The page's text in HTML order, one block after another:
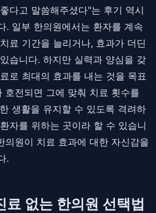
다고 말씀해주셨다"는 후기 역시
. 일부 한의원에서는 환자를 계속
료 기간을 늘리거나, 효과가 더딘
습니다. 하지만 실력과 양심을 갖
로 최대의 효과를 내는 것을 목표
호전되면 그에 맞춰 치료 횟수를
생활을 유지할 수 있도록 격려하
자를 위하는 곳이라 할 수 있습니
의원이 치료 효과에 대한 자신감을
.
료 없는 한의원 선택법